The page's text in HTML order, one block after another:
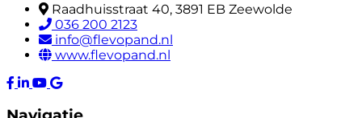
Raadhuisstraat 40, 3891 EB Zeewolde
036 200 2123
info@flevopand.nl
www.flevopand.nl